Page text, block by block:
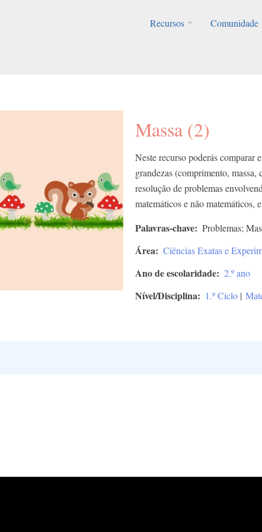
Recursos
Comunidade
Massa (2)
Neste recurso poderás comparar
grandezas (comprimento, massa,
resolução de problemas
matemáticos e não matemáticos,
Palavras-chave Problemas;
Área Ciências Exatas e
Ano de escolaridade 2.º ano
Nível/Disciplina 1.º Ciclo |